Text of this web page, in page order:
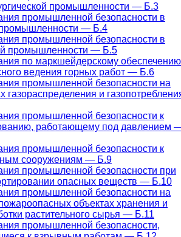
промышленности — Б.3
промышленной безопасности в
— Б.4
промышленной безопасности в
промышленности — Б.5
по маркшейдерскому обеспечению
ведения горных работ — Б.6
промышленной безопасности на
газораспределения и
промышленной безопасности к
работающему под давлением
промышленной безопасности к
сооружениям — Б.9
промышленной безопасности при
опасных веществ — Б.10
промышленной безопасности на
объектах хранения и
растительного сырья — Б.11
промышленной безопасности,